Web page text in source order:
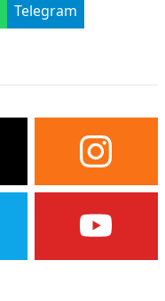
Telegram